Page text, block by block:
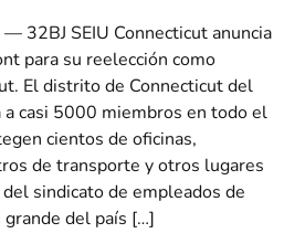
32BJ SEIU Connecticut anuncia
para su reelección como
El distrito de Connecticut del
casi 5000 miembros en todo el
cientos de oficinas,
de transporte y otros lugares
sindicato de empleados de
grande del país […]